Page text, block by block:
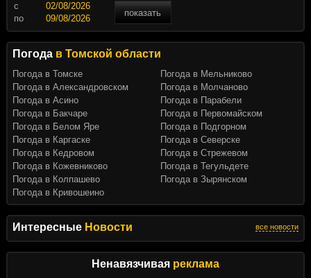
Интересные Новости все новости
Ненавязчивая реклама
c
показать
по
Погода в Томской области
Погода в Томске
Погода в Александровском
Погода в Асино
Погода в Бакчаре
Погода в Белом Яре
Погода в Каргаске
Погода в Кедровом
Погода в Кожевниково
Погода в Колпашево
Погода в Кривошеино
Погода в Мельниково
Погода в Молчаново
Погода в Парабели
Погода в Первомайском
Погода в Подгорном
Погода в Северске
Погода в Стрежевом
Погода в Тегульдете
Погода в Зырянском